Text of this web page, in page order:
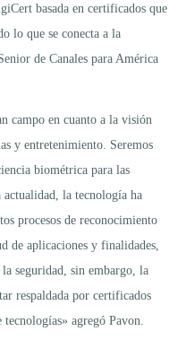
basada en certificados que
lo que se conecta a la
de Canales para América
campo en cuanto a la visión
y entretenimiento. Seremos
biométrica para las
la tecnología ha
procesos de reconocimiento
de aplicaciones y finalidades,
la seguridad, sin embargo, la
respaldada por certificados
agregó Pavon.